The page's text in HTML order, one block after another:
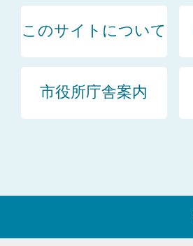
このサイトについて
市役所庁舎案内